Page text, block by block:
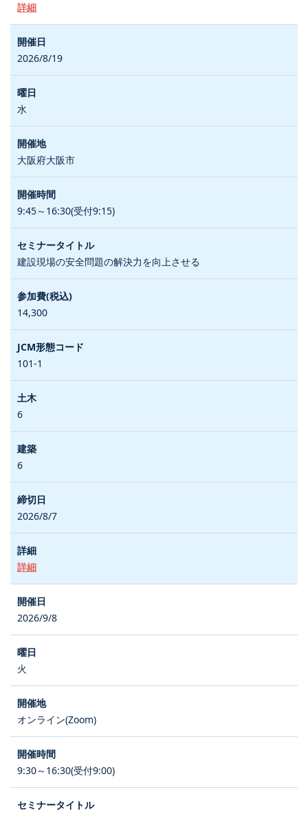
詳細
2026/8/19
水
大阪府大阪市
9:45～16:30(受付9:15)
建設現場の安全問題の解決力を向上させる
14,300
101-1
6
6
2026/8/7
詳細
2026/9/8
火
オンライン(Zoom)
9:30～16:30(受付9:00)